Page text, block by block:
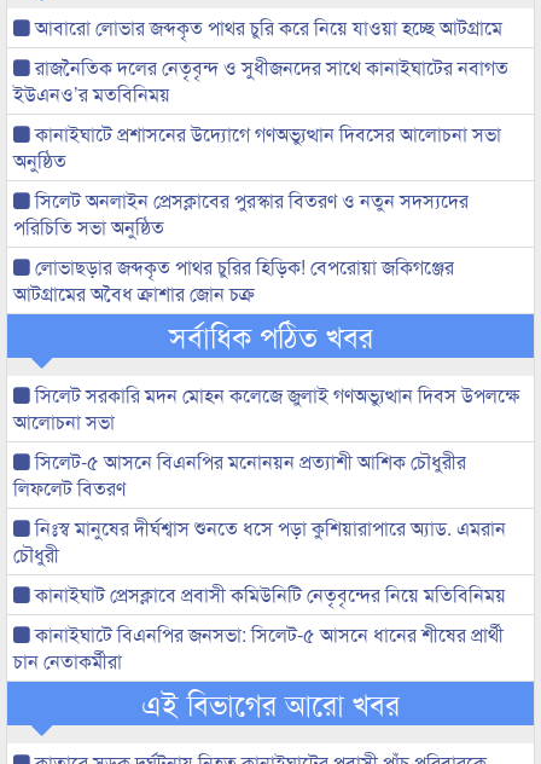
আবারো লোভার জব্দকৃত পাথর চুরি করে নিয়ে যাওয়া হচ্ছে আটগ্রামে
রাজনৈতিক দলের নেতৃবৃন্দ ও সুধীজনদের সাথে কানাইঘাটের নবাগত
ইউএনও’র মতবিনিময়
কানাইঘাটে প্রশাসনের উদ্যোগে গণঅভ্যুত্থান দিবসের আলোচনা সভা
অনুষ্ঠিত
সিলেট অনলাইন প্রেসক্লাবের পুরস্কার বিতরণ ও নতুন সদস্যদের
পরিচিতি সভা অনুষ্ঠিত
লোভাছড়ার জব্দকৃত পাথর চুরির হিড়িক! বেপরোয়া জকিগঞ্জের
আটগ্রামের অবৈধ ক্রাশার জোন চক্র
সর্বাধিক পঠিত খবর
সিলেট সরকারি মদন মোহন কলেজে জুলাই গণঅভ্যুত্থান দিবস উপলক্ষে
আলোচনা সভা
সিলেট-৫ আসনে বিএনপির মনোনয়ন প্রত্যাশী আশিক চৌধুরীর
লিফলেট বিতরণ
নিঃস্ব মানুষের দীর্ঘশ্বাস শুনতে ধসে পড়া কুশিয়ারাপারে অ্যাড. এমরান
চৌধুরী
কানাইঘাট প্রেসক্লাবে প্রবাসী কমিউনিটি নেতৃবৃন্দের নিয়ে মতিবিনিময়
কানাইঘাটে বিএনপির জনসভা: সিলেট-৫ আসনে ধানের শীষের প্রার্থী
চান নেতাকর্মীরা
এই বিভাগের আরো খবর